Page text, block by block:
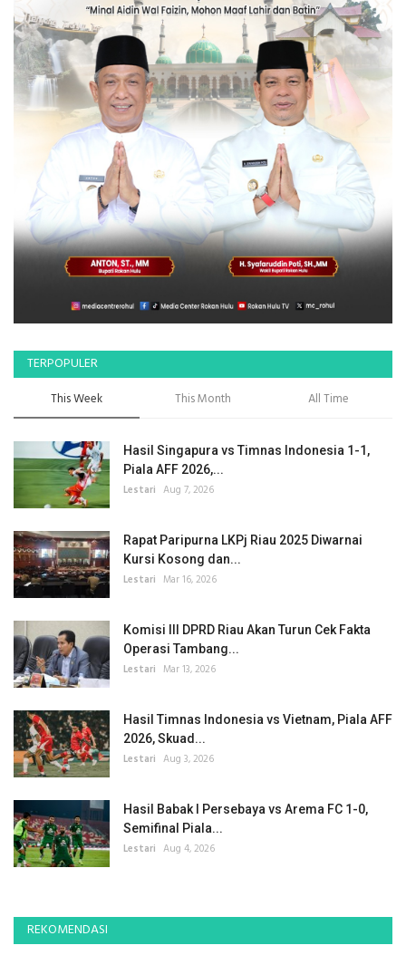
TERPOPULER
This Week This Month All Time
Hasil Singapura vs Timnas Indonesia 1-1,
Piala AFF 2026,...
Lestari Aug 7, 2026
Rapat Paripurna LKPj Riau 2025 Diwarnai
Kursi Kosong dan...
Lestari Mar 16, 2026
Komisi III DPRD Riau Akan Turun Cek Fakta
Operasi Tambang...
Lestari Mar 13, 2026
Hasil Timnas Indonesia vs Vietnam, Piala AFF
2026, Skuad...
Lestari Aug 3, 2026
Hasil Babak I Persebaya vs Arema FC 1-0,
Semifinal Piala...
Lestari Aug 4, 2026
REKOMENDASI